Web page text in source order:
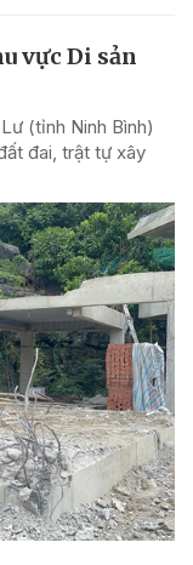
vực Di sản
(tỉnh Ninh Bình)
đai, trật tự xây